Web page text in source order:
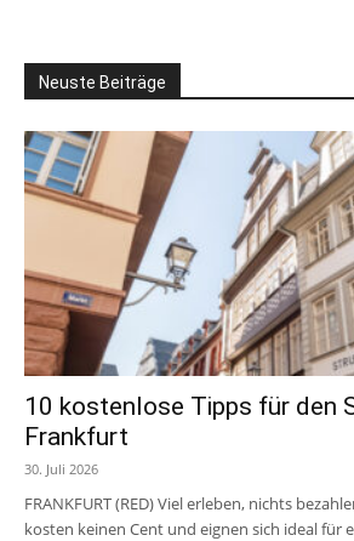
Neuste Beiträge
10 kostenlose Tipps für den
Frankfurt
30. Juli 2026
FRANKFURT (RED) Viel erleben, nichts
kosten keinen Cent und eignen sich ideal für